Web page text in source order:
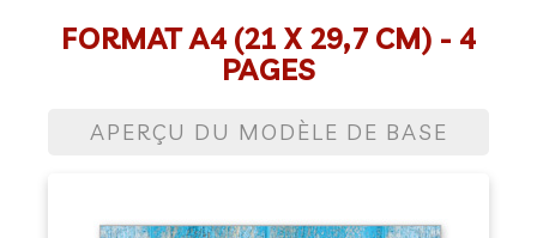
FORMAT A4 (21 X 29,7 CM) - 4
PAGES
APERÇU DU MODÈLE DE BASE